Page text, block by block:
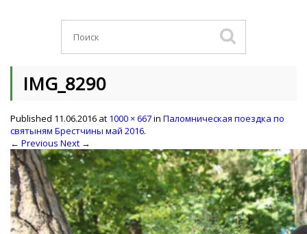
IMG_8290
Published 11.06.2016 at 1000 × 667in Паломническая поездка по
святыням Брестчины май 2016.
← Previous Next →